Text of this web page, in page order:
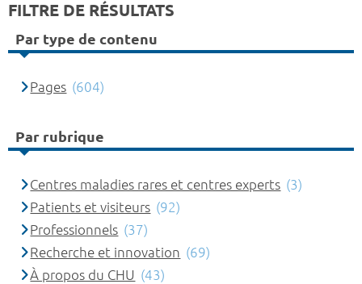
FILTRE DE RÉSULTATS
Par type de contenu
Pages (604)
Par rubrique
Centres maladies rares et centres experts (3)
Patients et visiteurs (92)
Professionnels (37)
Recherche et innovation (69)
À propos du CHU (43)